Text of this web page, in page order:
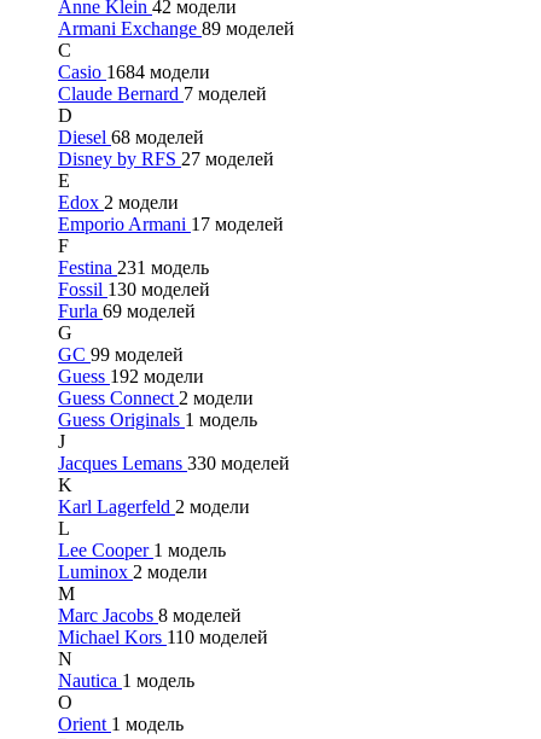
Anne Klein 42 модели
Armani Exchange 89 моделей
C
Casio 1684 модели
Claude Bernard 7 моделей
D
Diesel 68 моделей
Disney by RFS 27 моделей
E
Edox 2 модели
Emporio Armani 17 моделей
F
Festina 231 модель
Fossil 130 моделей
Furla 69 моделей
G
GC 99 моделей
Guess 192 модели
Guess Connect 2 модели
Guess Originals 1 модель
J
Jacques Lemans 330 моделей
K
Karl Lagerfeld 2 модели
L
Lee Cooper 1 модель
Luminox 2 модели
M
Marc Jacobs 8 моделей
Michael Kors 110 моделей
N
Nautica 1 модель
O
Orient 1 модель